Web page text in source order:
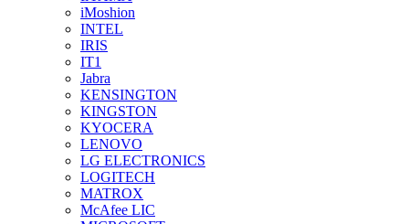
iMoshion
INTEL
IRIS
IT1
Jabra
KENSINGTON
KINGSTON
KYOCERA
LENOVO
LG ELECTRONICS
LOGITECH
MATROX
McAfee LIC